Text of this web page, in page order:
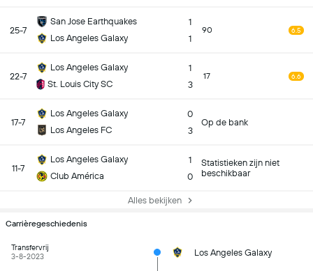
25-7
San Jose Earthquakes
Los Angeles Galaxy
1
1
90 6.5
22-7
Los Angeles Galaxy
St. Louis City SC
1
3
17 6.6
17-7
Los Angeles Galaxy
Los Angeles FC
0
3
Op de bank
11-7
Los Angeles Galaxy
Club América
1
0
Statistieken zijn niet
beschikbaar
Alles bekijken
Carrièregeschiedenis
Transfervrij
3-8-2023
Los Angeles Galaxy